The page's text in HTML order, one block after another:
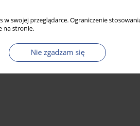
w swojej przeglądarce. Ograniczenie
na stronie.
Nie zgadzam się
BEZPIECZEŃSTWA